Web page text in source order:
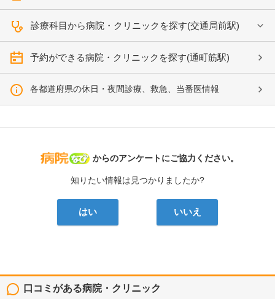
診療科目から病院・クリニックを探す(交通局前駅)
予約ができる病院・クリニックを探す(通町筋駅)
各都道府県の休日・夜間診療、救急、当番医情報
病院なび
からのアンケートにご協力ください。
知りたい情報は見つかりましたか?
はい いいえ
口コミがある病院・クリニック